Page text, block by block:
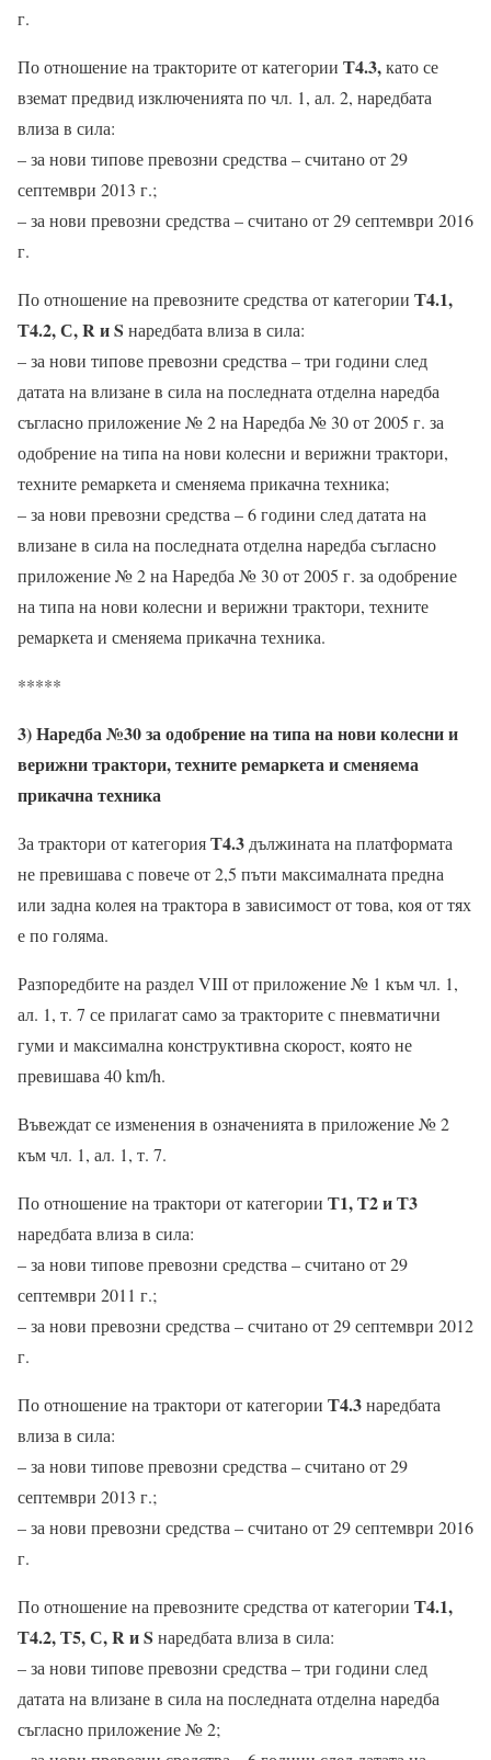
г.
По отношение на тракторите от категории Т4.3,като се
вземат предвид изключенията по чл. 1, ал. 2, наредбата
влиза в сила:
– за нови типове превозни средства – считано от 29
септември 2013 г.;
– за нови превозни средства – считано от 29 септември 2016
г.
По отношение на превозните средства от категории Т4.1,
Т4.2, С, R и S наредбата влиза в сила:
– за нови типове превозни средства – три години след
датата на влизане в сила на последната отделна наредба
съгласно приложение № 2 на Наредба № 30 от 2005 г. за
одобрение на типа на нови колесни и верижни трактори,
техните ремаркета и сменяема прикачна техника;
– за нови превозни средства – 6 години след датата на
влизане в сила на последната отделна наредба съгласно
приложение № 2 на Наредба № 30 от 2005 г. за одобрение
на типа на нови колесни и верижни трактори, техните
ремаркета и сменяема прикачна техника.
*****
3) Наредба №30 за одобрение на типа на нови колесни и
верижни трактори, техните ремаркета и сменяема
прикачна техника
За трактори от категорияТ4.3 дължината на платформата
не превишава с повече от 2,5 пъти максималната предна
или задна колея на трактора в зависимост от това, коя от тях
е по голяма.
Разпоредбите на раздел VІІІ от приложение № 1 към чл. 1,
ал. 1, т. 7 се прилагат само за тракторите с пневматични
гуми и максимална конструктивна скорост, която не
превишава 40 km/h.
Въвеждат се изменения в означенията в приложение № 2
към чл. 1, ал. 1, т. 7.
По отношение на трактори от категории Т1, Т2 и Т3
наредбата влиза в сила:
– за нови типове превозни средства – считано от 29
септември 2011 г.;
– за нови превозни средства – считано от 29 септември 2012
г.
По отношение на трактори от категории Т4.3наредбата
влиза в сила:
– за нови типове превозни средства – считано от 29
септември 2013 г.;
– за нови превозни средства – считано от 29 септември 2016
г.
По отношение на превозните средства от категории Т4.1,
Т4.2, Т5, С, R и S наредбата влиза в сила:
– за нови типове превозни средства – три години след
датата на влизане в сила на последната отделна наредба
съгласно приложение № 2;